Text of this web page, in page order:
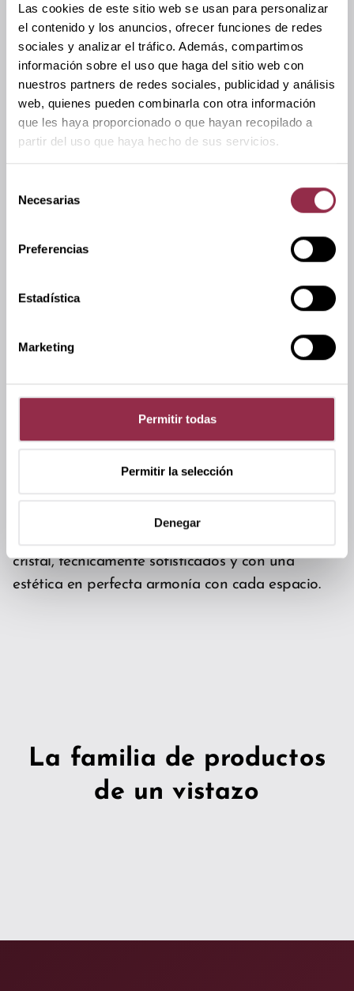
Las cookies de este sitio web se usan para personalizar
el contenido y los anuncios, ofrecer funciones de redes
sociales y analizar el tráfico. Además, compartimos
información sobre el uso que haga del sitio web con
nuestros partners de redes sociales, publicidad y análisis
web, quienes pueden combinarla con otra información
que les haya proporcionado o que hayan recopilado a
partir del uso que haya hecho de sus servicios.
Necesarias
Preferencias
Estadística
Marketing
Permitir todas
Permitir la selección
Denegar
Accesorios
cristal, técnicamente sofisticados y con una
estética en perfecta armonía con cada espacio.
La familia de productos
de un vistazo